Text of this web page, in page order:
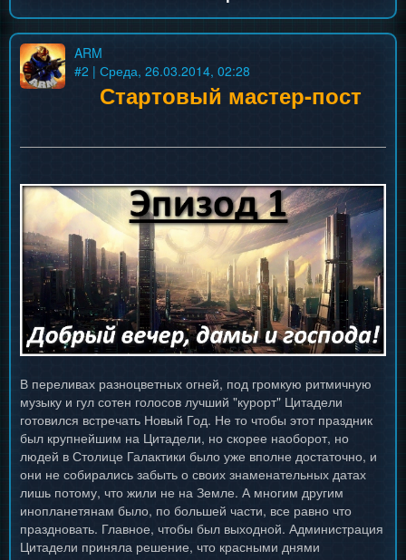
ARM
#2 | Среда, 26.03.2014, 02:28
Стартовый мастер-пост
В переливах разноцветных огней, под громкую ритмичную
музыку и гул сотен голосов лучший "курорт" Цитадели
готовился встречать Новый Год. Не то чтобы этот праздник
был крупнейшим на Цитадели, но скорее наоборот, но
людей в Столице Галактики было уже вполне достаточно, и
они не собирались забыть о своих знаменательных датах
лишь потому, что жили не на Земле. А многим другим
инопланетянам было, по большей части, все равно что
праздновать. Главное, чтобы был выходной. Администрация
Цитадели приняла решение, что красными днями